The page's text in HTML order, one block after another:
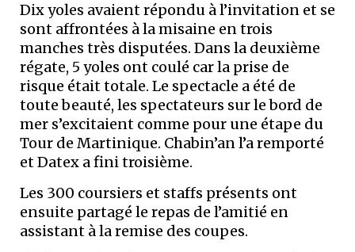
Dix yoles avaient répondu à l’invitation et se
sont affrontées à la misaine en trois
manches très disputées. Dans la deuxième
régate, 5 yoles ont coulé car la prise de
risque était totale. Le spectacle a été de
toute beauté, les spectateurs sur le bord de
mer s’excitaient comme pour une étape du
Tour de Martinique. Chabin’an l’a remporté
et Datex a fini troisième.
Les 300 coursiers et staffs présents ont
ensuite partagé le repas de l’amitié en
assistant à la remise des coupes.